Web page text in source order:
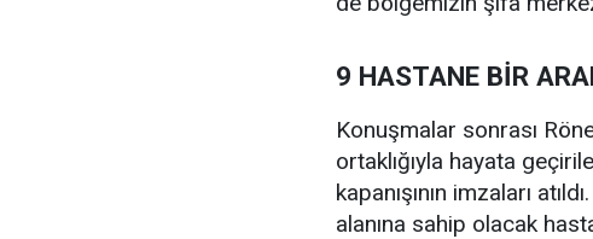
9 HASTANE BİR
Konuşmalar sonrası
ortaklığıyla hayata
kapanışının imzaları
alanına sahip olacak